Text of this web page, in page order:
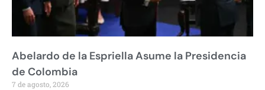
Abelardo de la Espriella Asume la Presidencia
de Colombia
7 de agosto, 2026